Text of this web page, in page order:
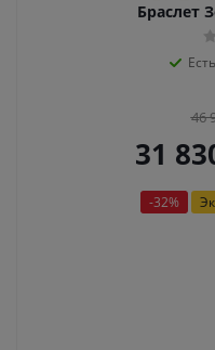
Браслет
46
31
-32%